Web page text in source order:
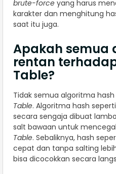
brute-force yang harus
karakter dan menghitung
saat itu juga.
Apakah semua
rentan
Table?
Tidak semua algoritma
Table. Algoritma hash
secara sengaja dibuat
salt bawaan untuk
Table. Sebaliknya, hash
cepat dan tanpa salting
bisa dicocokkan secara